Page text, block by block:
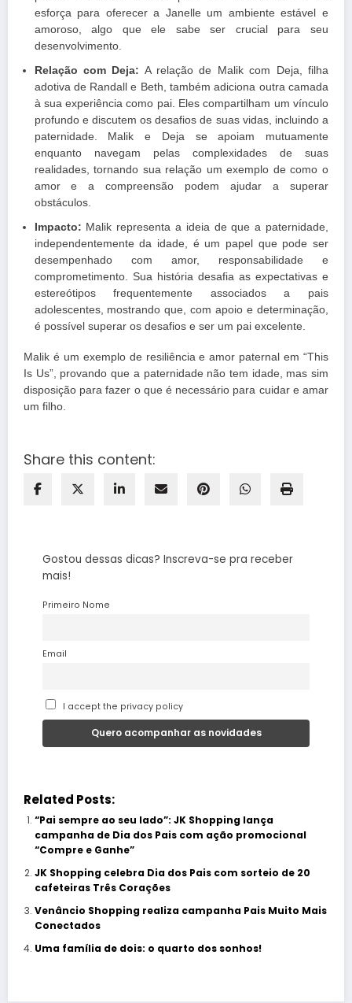
esforça para oferecer a Janelle um ambiente estável e
amoroso, algo que ele sabe ser crucial para seu
desenvolvimento.
Relação com Deja: A relação de Malik com Deja, filha
adotiva de Randall e Beth, também adiciona outra camada
à sua experiência como pai. Eles compartilham um vínculo
profundo e discutem os desafios de suas vidas, incluindo a
paternidade. Malik e Deja se apoiam mutuamente
enquanto navegam pelas complexidades de suas
realidades, tornando sua relação um exemplo de como o
amor e a compreensão podem ajudar a superar
obstáculos.
Impacto: Malik representa a ideia de que a paternidade,
independentemente da idade, é um papel que pode ser
desempenhado com amor, responsabilidade e
comprometimento. Sua história desafia as expectativas e
estereótipos frequentemente associados a pais
adolescentes, mostrando que, com apoio e determinação,
é possível superar os desafios e ser um pai excelente.
Malik é um exemplo de resiliência e amor paternal em “This
Is Us”, provando que a paternidade não tem idade, mas sim
disposição para fazer o que é necessário para cuidar e amar
um filho.
Share this content:
Gostou dessas dicas? Inscreva-se pra receber
mais!
Primeiro Nome
Email
I accept the privacy policy
Related Posts:
“Pai sempre ao seu lado”: JK Shopping lança
campanha de Dia dos Pais com ação promocional
“Compre e Ganhe”
JK Shopping celebra Dia dos Pais com sorteio de 20
cafeteiras Três Corações
Venâncio Shopping realiza campanha Pais Muito Mais
Conectados
Uma família de dois: o quarto dos sonhos!